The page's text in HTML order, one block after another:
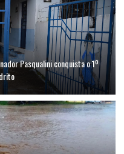
Pasqualini conquista o 1º